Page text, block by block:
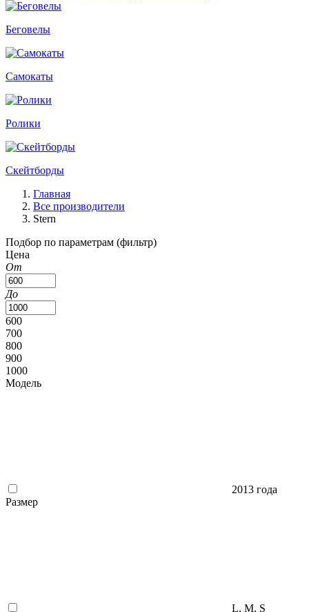
Беговелы
Самокаты
Ролики
Скейтборды
Главная
Все производители
Stern
Подбор по параметрам (фильтр)
Цена
От
До
600
700
800
900
1000
Модель
2013 года
Размер
L, M, S